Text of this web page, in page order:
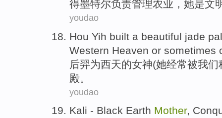
得墨特尔负责管理农业 ，她是文
youdao
Hou Yih built a beautiful jade
Western Heaven or sometimes
后羿为西天的女神(她经常被我们
殿。
youdao
Kali - Black Earth Mother,